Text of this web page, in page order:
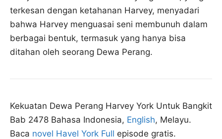
terkesan dengan ketahanan Harvey, menyadari
bahwa Harvey menguasai seni membunuh dalam
berbagai bentuk, termasuk yang hanya bisa
ditahan oleh seorang Dewa Perang.
Kekuatan Dewa Perang Harvey York Untuk Bangkit
Bab 2478 Bahasa Indonesia, English, Melayu.
Baca novel Havel York Full episode gratis.